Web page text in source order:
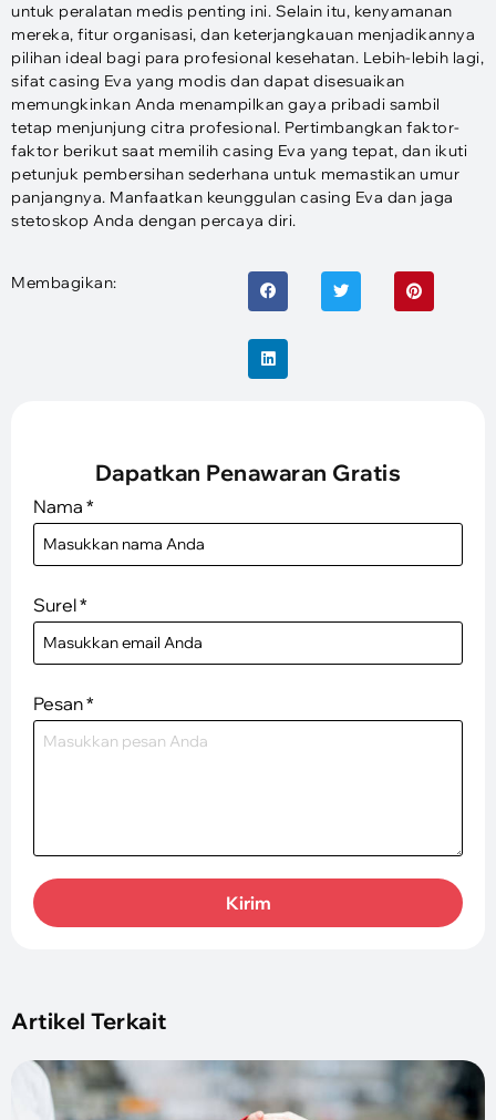
untuk peralatan medis penting ini. Selain itu, kenyamanan
mereka, fitur organisasi, dan keterjangkauan menjadikannya
pilihan ideal bagi para profesional kesehatan. Lebih-lebih lagi,
sifat casing Eva yang modis dan dapat disesuaikan
memungkinkan Anda menampilkan gaya pribadi sambil
tetap menjunjung citra profesional. Pertimbangkan faktor-
faktor berikut saat memilih casing Eva yang tepat, dan ikuti
petunjuk pembersihan sederhana untuk memastikan umur
panjangnya. Manfaatkan keunggulan casing Eva dan jaga
stetoskop Anda dengan percaya diri.
Membagikan:
Dapatkan Penawaran Gratis
Nama *
Surel*
Pesan*
Kirim
Artikel Terkait